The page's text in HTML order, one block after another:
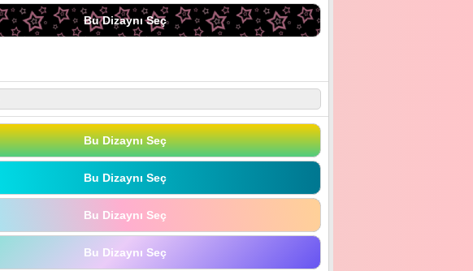
Bu Dizaynı Seç
Bu Dizaynı Seç
Bu Dizaynı Seç
Bu Dizaynı Seç
Bu Dizaynı Seç